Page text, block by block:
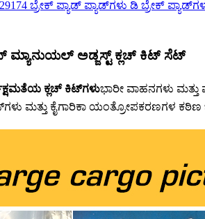
ಮ್ಯಾನುಯಲ್ ಅಡ್ಜಸ್ಟ್ ಕ್ಲಚ್ ಕಿಟ್ ಸೆಟ್
ಕ್ಲಚ್ ಕಿಟ್‌ಗಳುಭಾರೀ ವಾಹನಗಳು
ಮತ್ತು ಕೈಗಾರಿಕಾ ಯಂತ್ರೋಪಕರಣಗಳ ಕಠಿಣ